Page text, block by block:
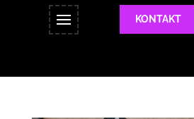
KONTAKT